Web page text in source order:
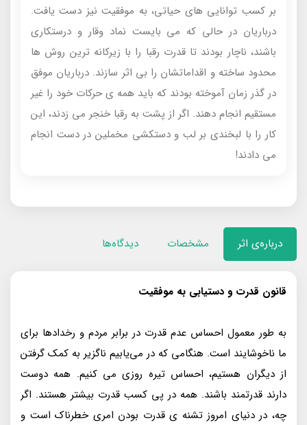
بر کسب توانایی های حیاتی، به موفقیت نیز دست یافت.
درباريان در حالى‌ كه مى‌ بايست نماد وقار و درستكارى
باشند، ناچار بودند تا قدرت رقبا را با زيركانه‌ ترين روش‌ ها
محدود ساخته و اقداماتشان را بى‌ اثر سازند. درباريان موفق
در گذر زمان آموخته بودند كه بايد همه‌ ى حركات خود را غير‌
مستقيم انجام دهند. اگر از پشت به رقبا خنجر مى‌ زدند، اين
كار را با لبخندى بر لب و دستكشى مخملين در دست انجام
مى‌ دادند!
درباره‌ی اثر مشخصات دیدگاه‌ها
قانون قدرت و دستیابی به موفقیت
به‌ طور معمول احساس عدم قدرت در برابر مردم و رخدادها براى
ما ناخوشايند است. هنگامى‌ كه در‌ مى‌يابيم ناگزير به كمک گرفتن
از ديگران هستيم، احساس تيره‌ روزى مى كنيم. همه دوست
دارند قدرتمند باشند. همه در پى كسب قدرت بيشتر هستند. اگر
چه، در دنياى امروز تشنه‌ ى قدرت بودن امرى خطرناک است و